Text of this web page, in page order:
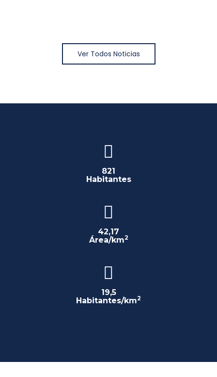
Ver Todos Noticias
821
Habitantes
42,17
Área/km2
19,5
Habitantes/km2